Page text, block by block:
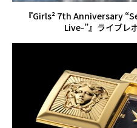
『Girls² 7th Anniversary
Live-”』ライブレ